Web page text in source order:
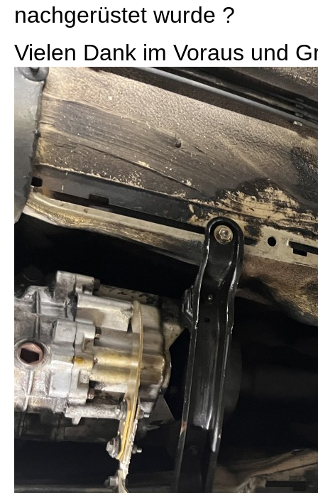
nachgerüstet wurde ?
Vielen Dank im Voraus und